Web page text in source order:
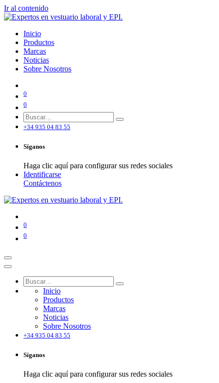
Ir al contenido
Inicio
Productos
Marcas
Noticias
Sobre Nosotros
0
0
+34 935 04 83 55
Síganos
Haga clic aquí para configurar sus redes sociales
Identificarse
Contáctenos
0
0
Inicio
Productos
Marcas
Noticias
Sobre Nosotros
+34 935 04 83 55
Síganos
Haga clic aquí para configurar sus redes sociales